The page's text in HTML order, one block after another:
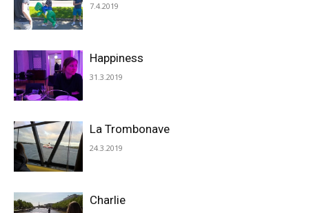
7.4.2019
Happiness
31.3.2019
La Trombonave
24.3.2019
Charlie